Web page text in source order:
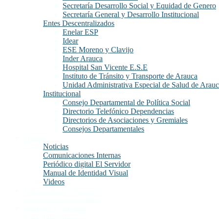
Secretaría Desarrollo Social y Equidad de Genero
Secretaría General y Desarrollo Institucional
Entes Descentralizados
Enelar ESP
Idear
ESE Moreno y Clavijo
Inder Arauca
Hospital San Vicente E.S.E
Instituto de Tránsito y Transporte de Arauca
Unidad Administrativa Especial de Salud de
Institucional
Consejo Departamental de Política Social
Directorio Telefónico Dependencias
Directorios de Asociaciones y Gremiales
Consejos Departamentales
Noticias
Comunicaciones Internas
Periódico digital El Servidor
Manual de Identidad Visual
Videos